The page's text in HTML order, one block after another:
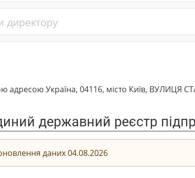
Україна, 04116, місто Київ, ВУЛИЦЯ
державний реєстр
даних 04.08.2026